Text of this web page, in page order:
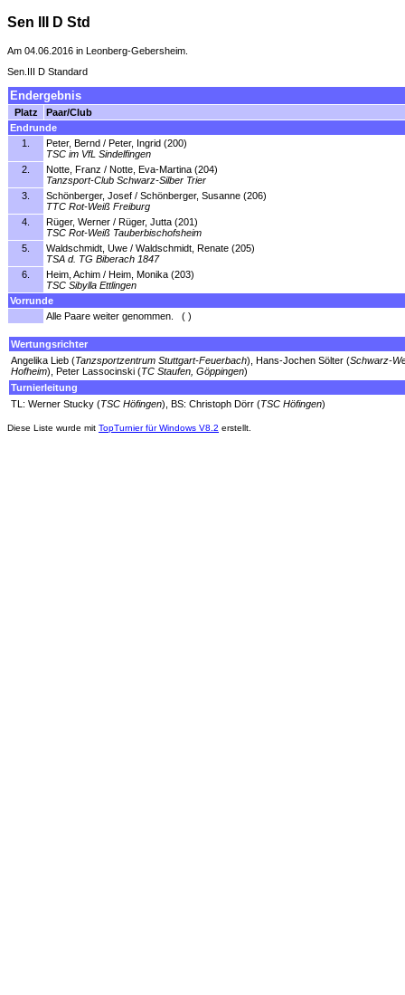
Sen III D Std
Am 04.06.2016 in Leonberg-Gebersheim.
Sen.III D Standard
Endergebnis
Platz
Paar/Club
Endrunde
1.
Peter, Bernd / Peter, Ingrid (200)
TSC im VfL Sindelfingen
2.
Notte, Franz / Notte, Eva-Martina (204)
Tanzsport-Club Schwarz-Silber Trier
3.
Schönberger, Josef / Schönberger, Susanne (206)
TTC Rot-Weiß Freiburg
4.
Rüger, Werner / Rüger, Jutta (201)
TSC Rot-Weiß Tauberbischofsheim
5.
Waldschmidt, Uwe / Waldschmidt, Renate (205)
TSA d. TG Biberach 1847
6.
Heim, Achim / Heim, Monika (203)
TSC Sibylla Ettlingen
Vorrunde
Alle Paare weiter genommen. ( )
Wertungsrichter
Angelika Lieb (Tanzsportzentrum Stuttgart-Feuerbach), Hans-Jochen Sölter (Schwarz-
Hofheim), Peter Lassocinski (TC Staufen, Göppingen)
Turnierleitung
TL: Werner Stucky (TSC Höfingen), BS: Christoph Dörr (TSC Höfingen)
Diese Liste wurde mit TopTurnier für Windows V8.2 erstellt.